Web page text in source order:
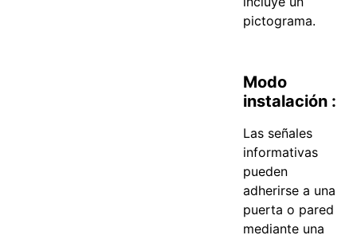
pictograma.
Modo
instalación :
Las señales
informativas
pueden
adherirse a una
puerta o pared
mediante una